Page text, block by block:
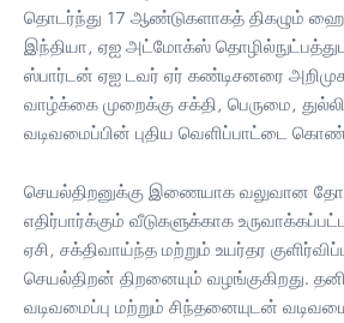
தொடர்ந்து 17 ஆண்டுகளாகத் திகழும்
இந்தியா, ஏஐ அட்மோக்ஸ்
ஸ்பார்டன் ஏஐ டவர் ஏர் கண்டிசனரை
வாழ்க்கை முறைக்கு சக்தி, பெருமை,
வடிவமைப்பின் புதிய வெளிப்பாட்டை
செயல்திறனுக்கு இணையாக வலுவான
எதிர்பார்க்கும் வீடுகளுக்காக
ஏசி, சக்திவாய்ந்த மற்றும் உயர்தர
செயல்திறன் திறனையும் வழங்குகிறது.
வடிவமைப்பு மற்றும் சிந்தனையுடன்